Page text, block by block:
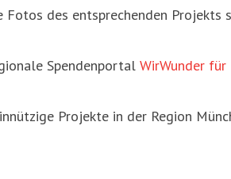
des entsprechenden
Spendenportal WirWunder für
Projekte in der Region